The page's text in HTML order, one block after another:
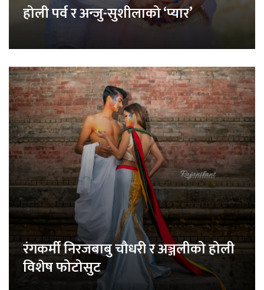
होली पर्व र अन्जु-सुशीलाको ‘प्यार’
रंगकर्मी निरजबाबु चौधरी र अञ्जलीको होली
विशेष फोटोसुट